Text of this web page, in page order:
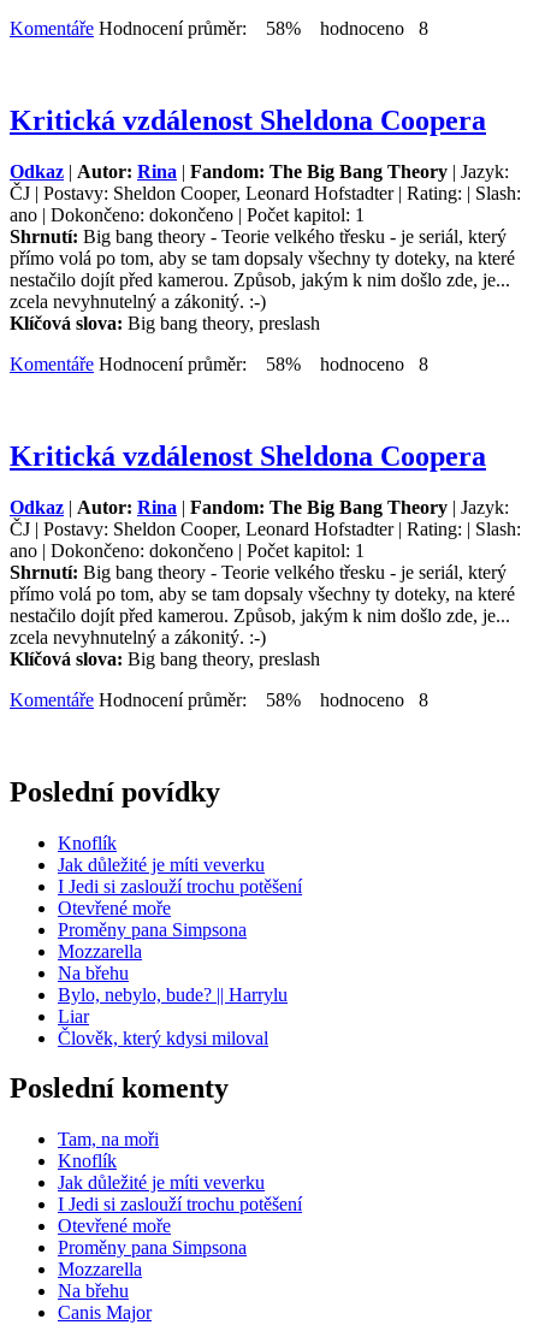
Komentáře Hodnocení průměr: 58% hodnoceno 8
Kritická vzdálenost Sheldona Coopera
Odkaz | Autor: Rina | Fandom: The Big Bang Theory | Jazyk:
ČJ | Postavy: Sheldon Cooper, Leonard Hofstadter | Rating: | Slash:
ano | Dokončeno: dokončeno | Počet kapitol: 1
Shrnutí: Big bang theory - Teorie velkého třesku - je seriál, který
přímo volá po tom, aby se tam dopsaly všechny ty doteky, na které
nestačilo dojít před kamerou. Způsob, jakým k nim došlo zde, je...
zcela nevyhnutelný a zákonitý. :-)
Klíčová slova: Big bang theory, preslash
Komentáře Hodnocení průměr: 58% hodnoceno 8
Kritická vzdálenost Sheldona Coopera
Odkaz | Autor: Rina | Fandom: The Big Bang Theory | Jazyk:
ČJ | Postavy: Sheldon Cooper, Leonard Hofstadter | Rating: | Slash:
ano | Dokončeno: dokončeno | Počet kapitol: 1
Shrnutí: Big bang theory - Teorie velkého třesku - je seriál, který
přímo volá po tom, aby se tam dopsaly všechny ty doteky, na které
nestačilo dojít před kamerou. Způsob, jakým k nim došlo zde, je...
zcela nevyhnutelný a zákonitý. :-)
Klíčová slova: Big bang theory, preslash
Komentáře Hodnocení průměr: 58% hodnoceno 8
Poslední povídky
Knoflík
Jak důležité je míti veverku
I Jedi si zaslouží trochu potěšení
Otevřené moře
Proměny pana Simpsona
Mozzarella
Na břehu
Bylo, nebylo, bude? || Harrylu
Liar
Člověk, který kdysi miloval
Poslední komenty
Tam, na moři
Knoflík
Jak důležité je míti veverku
I Jedi si zaslouží trochu potěšení
Otevřené moře
Proměny pana Simpsona
Mozzarella
Na břehu
Canis Major